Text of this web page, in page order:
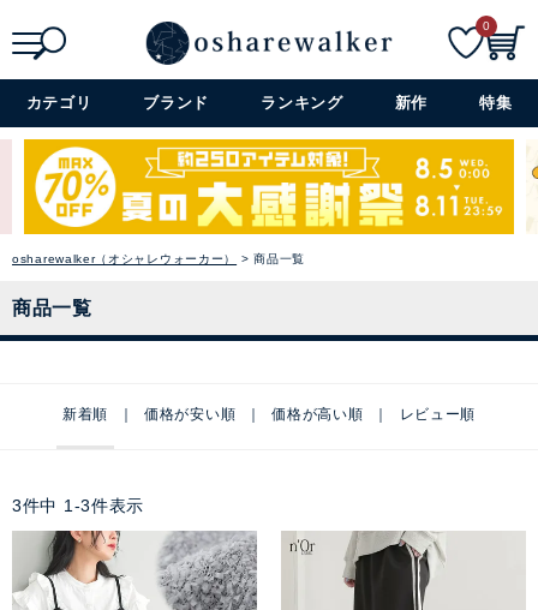
詳細検索+
0
カテゴリ ブランド ランキング 新作 特集
osharewalker（オシャレウォーカー） 商品一覧
商品一覧
新着順 価格が安い順 価格が高い順 レビュー順
3件中 1 -3件表示